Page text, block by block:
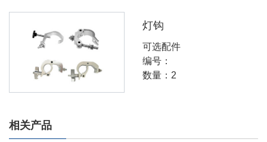
灯钩
可选配件
编号：
数量：2
相关产品